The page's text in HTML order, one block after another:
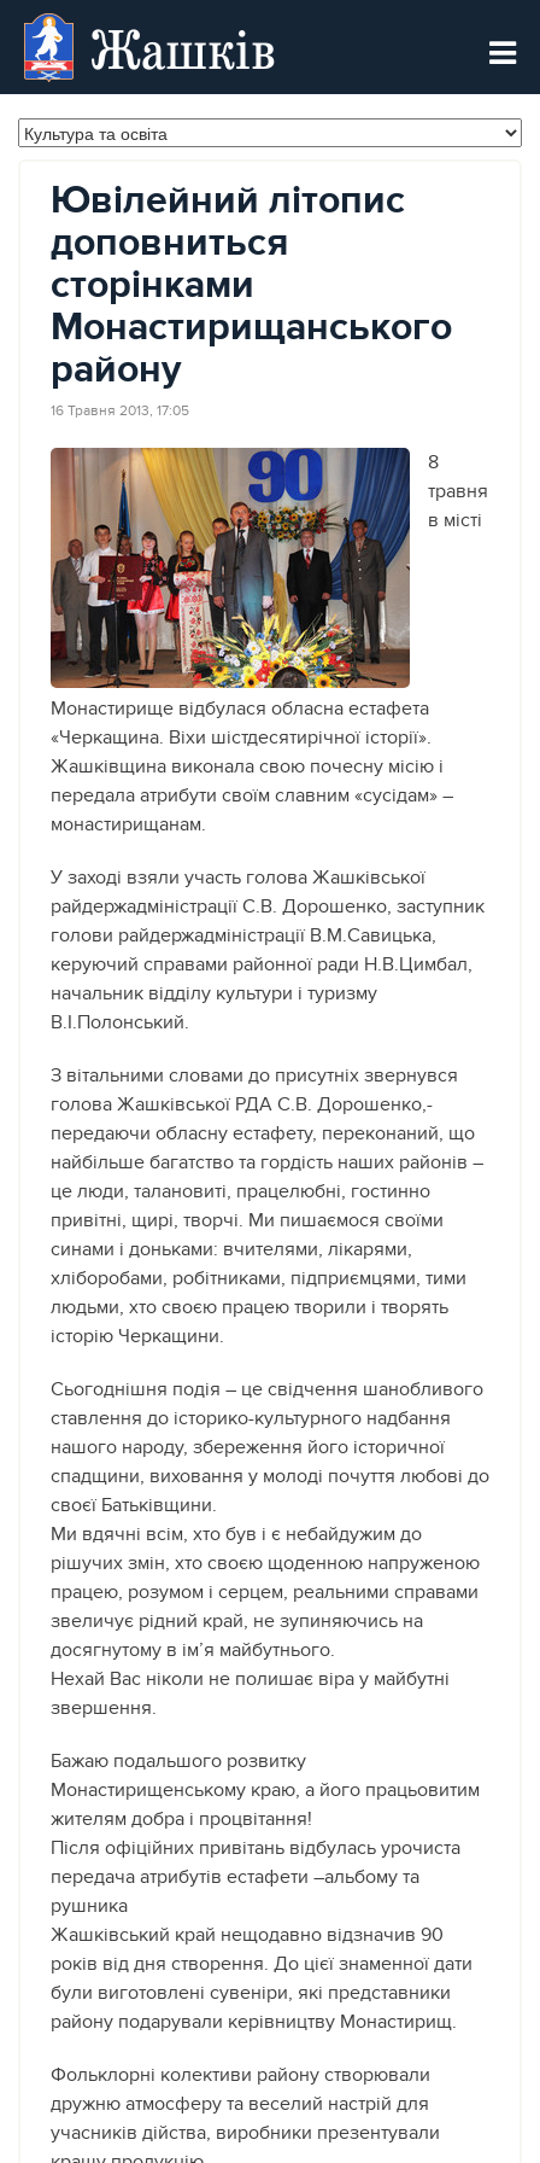
Жашків
Ювілейний літопис
доповниться
сторінками
Монастирищанського
району
16 Травня 2013, 17:05
8
травня
в місті
Монастирище відбулася обласна естафета
«Черкащина. Віхи шістдесятирічної історії».
Жашківщина виконала свою почесну місію і
передала атрибути своїм славним «сусідам» –
монастирищанам.
У заході взяли участь голова Жашківської
райдержадміністрації С.В. Дорошенко, заступник
голови райдержадміністрації В.М.Савицька,
керуючий справами районної ради Н.В.Цимбал,
начальник відділу культури і туризму
В.І.Полонський.
З вітальними словами до присутніх звернувся
голова Жашківської РДА С.В. Дорошенко,-
передаючи обласну естафету, переконаний, що
найбільше багатство та гордість наших районів –
це люди, талановиті, працелюбні, гостинно
привітні, щирі, творчі. Ми пишаємося своїми
синами і доньками: вчителями, лікарями,
хліборобами, робітниками, підприємцями, тими
людьми, хто своєю працею творили і творять
історію Черкащини.
Сьогоднішня подія – це свідчення шанобливого
ставлення до історико-культурного надбання
нашого народу, збереження його історичної
спадщини, виховання у молоді почуття любові до
своєї Батьківщини.
Ми вдячні всім, хто був і є небайдужим до
рішучих змін, хто своєю щоденною напруженою
працею, розумом і серцем, реальними справами
звеличує рідний край, не зупиняючись на
досягнутому в ім’я майбутнього.
Нехай Вас ніколи не полишає віра у майбутні
звершення.
Бажаю подальшого розвитку
Монастирищенському краю, а його працьовитим
жителям добра і процвітання!
Після офіційних привітань відбулась урочиста
передача атрибутів естафети –альбому та
рушника
Жашківський край нещодавно відзначив 90
років від дня створення. До цієї знаменної дати
були виготовлені сувеніри, які представники
району подарували керівництву Монастирищ.
Фольклорні колективи району створювали
дружню атмосферу та веселий настрій для
учасників дійства, виробники презентували